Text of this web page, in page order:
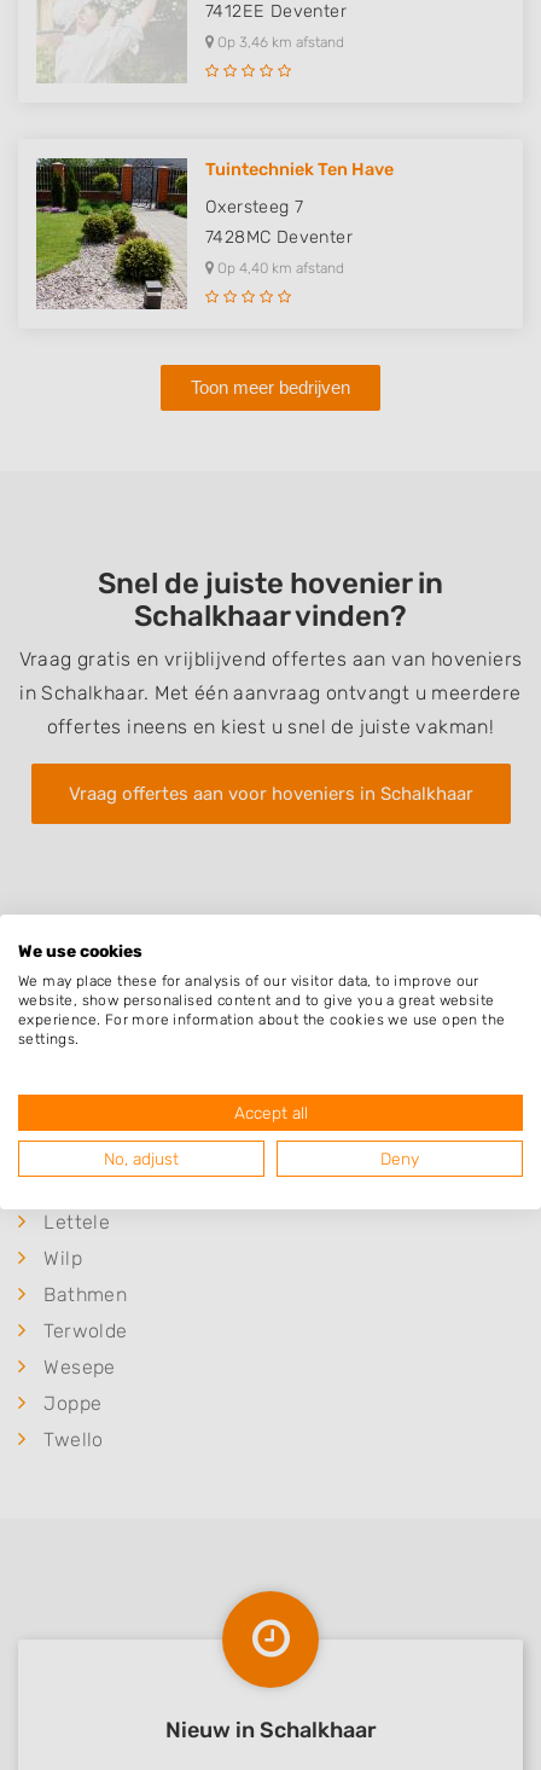
7412EE Deventer
Op 3,46 km afstand
Tuintechniek Ten Have
Oxersteeg 7
7428MC Deventer
Op 4,40 km afstand
Toon meer bedrijven
Snel de juiste hovenier in
Schalkhaar vinden?
Vraag gratis en vrijblijvend offertes aan van hoveniers
in Schalkhaar. Met één aanvraag ontvangt u meerdere
offertes ineens en kiest u snel de juiste vakman!
Vraag offertes aan voor hoveniers in Schalkhaar
Plaatsen in de buurt
Deventer
Steenenkamer
Lettele
Wilp
Bathmen
Terwolde
Wesepe
Joppe
Twello
Nieuw in Schalkhaar
We use cookies
We may place these for analysis of our visitor data, to improve our
website, show personalised content and to give you a great website
experience. For more information about the cookies we use open the
settings.
Accept all
No, adjust Deny